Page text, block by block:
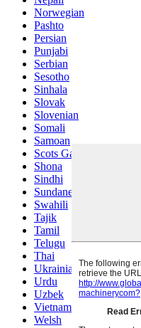
Norwegian
Pashto
Persian
Punjabi
Serbian
Sesotho
Sinhala
Slovak
Slovenian
Somali
Samoan
Scots Gaelic
Shona
Sindhi
Sundanese
Swahili
Tajik
Tamil
Telugu
Thai
Ukrainian
Urdu
Uzbek
Vietnamese
Welsh